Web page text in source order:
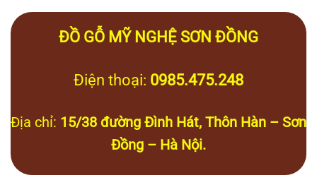
ĐỒ GỖ MỸ NGHỆ SƠN ĐỒNG
Điện thoại: 0985.475.248
Địa chỉ: 15/38 đường Đình Hát, Thôn Hàn – Sơn
Đồng – Hà Nội.